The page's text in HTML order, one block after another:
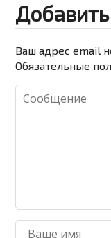
Ваш адрес email
Обязательные